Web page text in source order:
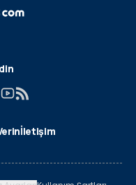
İletişim